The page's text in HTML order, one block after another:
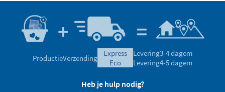
ProductieVerzending
express
eco
Levering3-4 dagem
Levering4-5 dagem
Heb je hulp nodig?